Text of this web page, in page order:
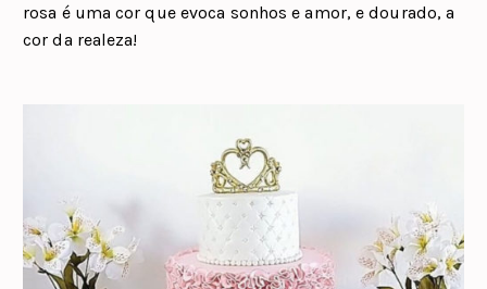
rosa é uma cor que evoca sonhos e amor, e dourado, a
cor da realeza!